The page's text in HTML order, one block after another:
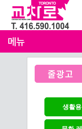
메뉴
줄광고